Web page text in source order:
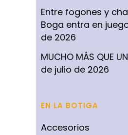
Entre fogones y
Boga entra en
de 2026
MUCHO MÁS QUE
de julio de 2026
EN LA BOTIGA
Accesorios